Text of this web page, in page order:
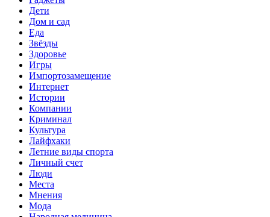
Дети
Дом и сад
Еда
Звёзды
Здоровье
Игры
Импортозамещение
Интернет
Истории
Компании
Криминал
Культура
Лайфхаки
Летние виды спорта
Личный счет
Люди
Места
Мнения
Мода